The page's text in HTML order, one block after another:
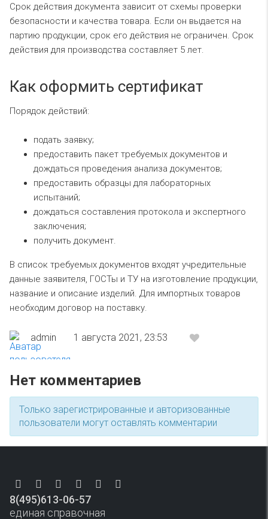
Срок действия документа зависит от схемы проверки
безопасности и качества товара. Если он выдается на
партию продукции, срок его действия не ограничен. Срок
действия для производства составляет 5 лет.
Как оформить сертификат
Порядок действий:
подать заявку;
предоставить пакет требуемых документов и
дождаться проведения анализа документов;
предоставить образцы для лабораторных
испытаний;
дождаться составления протокола и экспертного
заключения;
получить документ.
В список требуемых документов входят учредительные
данные заявителя, ГОСТы и ТУ на изготовление продукции,
название и описание изделий. Для импортных товаров
необходим договор на поставку.
admin 1 августа 2021, 23:53
Нет комментариев
Только зарегистрированные и авторизованные
пользователи могут оставлять комментарии
8(495)613-06-57
единая справочная